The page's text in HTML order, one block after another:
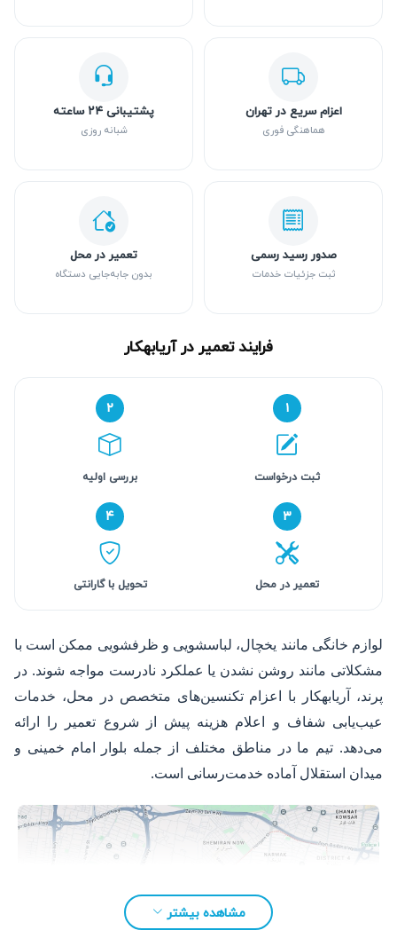
اعزام سریع در تهران
هماهنگی فوری
پشتیبانی ۲۴ ساعته
شبانه روزی
صدور رسید رسمی
ثبت جزئیات خدمات
تعمیر در محل
بدون جابه‌جایی دستگاه
فرایند تعمیر در آریابهکار
۱
ثبت درخواست
۲
بررسی اولیه
۳
تعمیر در محل
۴
تحویل با گارانتی
لوازم خانگی مانند یخچال، لباسشویی و ظرفشویی ممکن است با
مشکلاتی مانند روشن نشدن یا عملکرد نادرست مواجه شوند. در
پرند، آریابهکار با اعزام تکنسین‌های متخصص در محل، خدمات
عیب‌یابی شفاف و اعلام هزینه پیش از شروع تعمیر را ارائه
می‌دهد. تیم ما در مناطق مختلف از جمله بلوار امام خمینی و
میدان استقلال آماده خدمت‌رسانی است.
مشاهده بیشتر